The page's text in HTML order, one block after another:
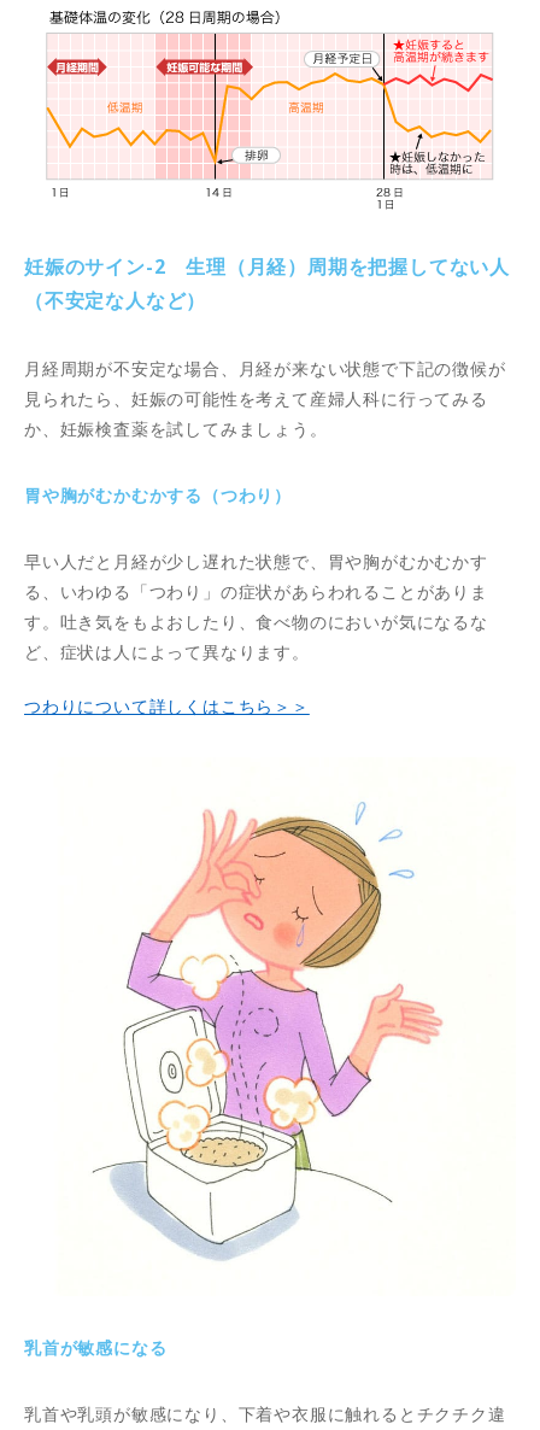
妊娠のサイン-2 生理（月経）周期を把握してない人
（不安定な人など）
月経周期が不安定な場合、月経が来ない状態で下記の徴候が
見られたら、妊娠の可能性を考えて産婦人科に行ってみる
か、妊娠検査薬を試してみましょう。
胃や胸がむかむかする（つわり）
早い人だと月経が少し遅れた状態で、胃や胸がむかむかす
る、いわゆる「つわり」の症状があらわれることがありま
す。吐き気をもよおしたり、食べ物のにおいが気になるな
ど、症状は人によって異なります。
つわりについて詳しくはこちら＞＞
乳首が敏感になる
乳首や乳頭が敏感になり、下着や衣服に触れるとチクチク違